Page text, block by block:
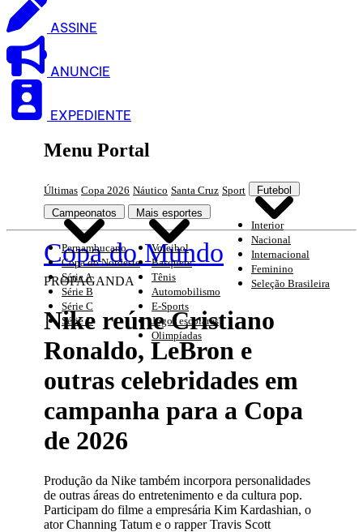
ASSINE
ANUNCIE
EXPEDIENTE
Menu Portal
Últimas Copa 2026 Náutico Santa Cruz Sport Futebol
Interior
Nacional
Internacional
Feminino
Seleção Brasileira
Campeonatos
Pernambucano
Copa do Nordeste
Série A
Série B
Série C
Série D
Mais esportes
Voleibol
Basquete
Tênis
Automobilismo
E-Sports
Jogos escolares
Olimpíadas
Copa do Mundo
PROPAGANDA
Nike reúne Cristiano
Ronaldo, LeBron e
outras celebridades em
campanha para a Copa
de 2026
Produção da Nike também incorpora personalidades
de outras áreas do entretenimento e da cultura pop.
Participam do filme a empresária Kim Kardashian, o
ator Channing Tatum e o rapper Travis Scott